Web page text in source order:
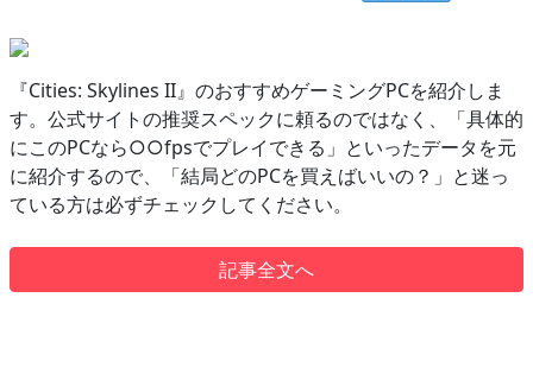
『Cities: Skylines II』のおすすめゲーミングPCを紹介しま
す。公式サイトの推奨スペックに頼るのではなく、「具体的
にこのPCなら○○fpsでプレイできる」といったデータを元
に紹介するので、「結局どのPCを買えばいいの？」と迷っ
ている方は必ずチェックしてください。
記事全文へ